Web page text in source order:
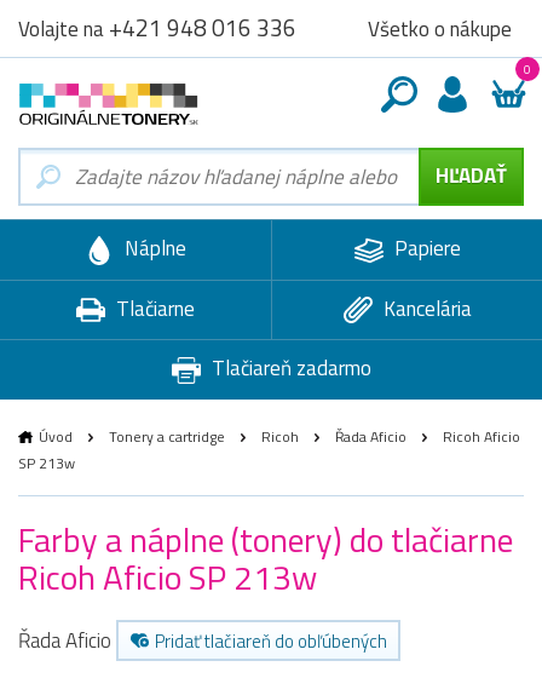
Volajte na+421 948 016 336 Všetko o nákupe
0
Náplne
Papiere
Tlačiarne
Kancelária
Tlačiareň zadarmo
Úvod Tonery a cartridge Ricoh Řada Aficio
Ricoh Aficio
SP 213w
Farby a náplne (tonery) do tlačiarne
Ricoh Aficio SP 213w
Řada Aficio Pridať tlačiareň do obľúbených